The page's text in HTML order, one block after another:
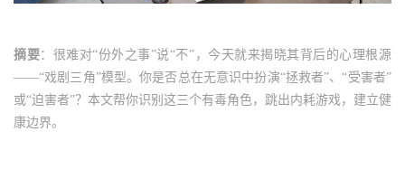
摘要：很难 对“份外之事”说“不”，今天就来揭晓其背后的心理根源
——“戏剧三角”模型。你是否总在无意识中扮演“拯救者”、“受害者”
或“迫害者”？本文帮你识别这三个有毒角色，跳出内耗游戏，建立健
康边界。